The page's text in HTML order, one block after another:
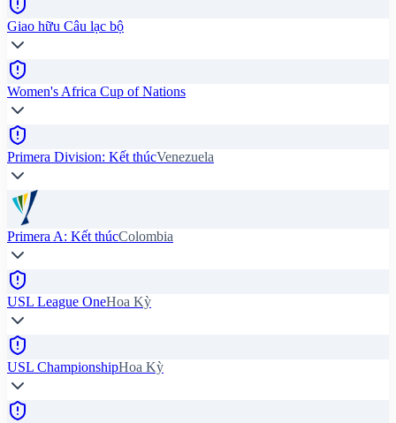
Giao hữu Câu lạc bộ
Women's Africa Cup of Nations
Primera Division: Kết thúcVenezuela
Primera A: Kết thúcColombia
USL League OneHoa Kỳ
USL ChampionshipHoa Kỳ